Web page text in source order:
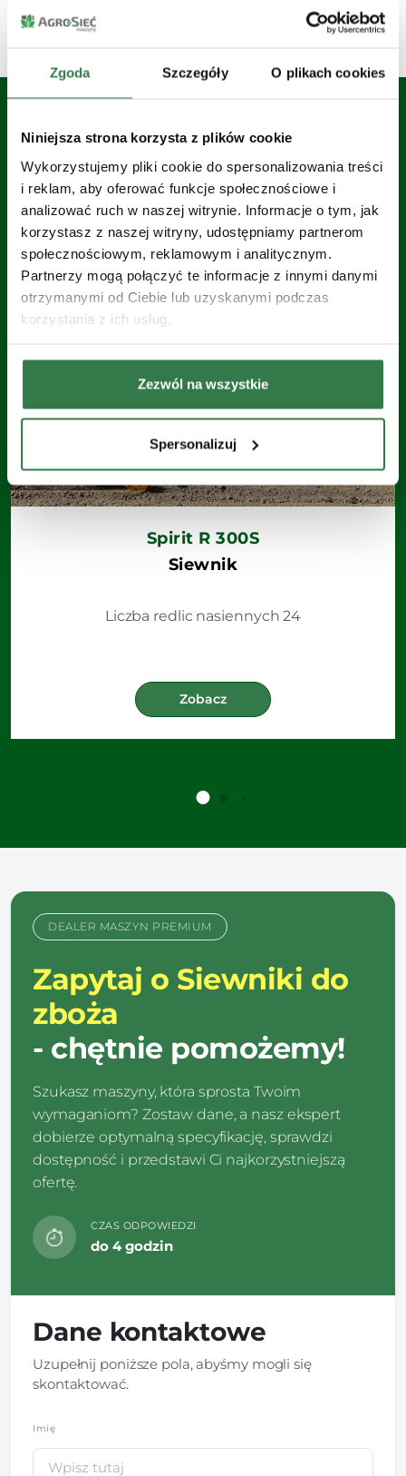
Zgoda Szczegóły O plikach cookies
Niniejsza strona korzysta z plików cookie
Wykorzystujemy pliki cookie do spersonalizowania treści
i reklam, aby oferować funkcje społecznościowe i
analizować ruch w naszej witrynie. Informacje o tym, jak
korzystasz z naszej witryny, udostępniamy partnerom
społecznościowym, reklamowym i analitycznym.
Partnerzy mogą połączyć te informacje z innymi danymi
otrzymanymi od Ciebie lub uzyskanymi podczas
korzystania z ich usług.
Zezwól na wszystkie
Spersonalizuj
Spirit R 300S
Siewnik
Liczba redlic nasiennych 24
Zobacz
DEALER MASZYN PREMIUM
Zapytaj o Siewniki do
zboża
- chętnie pomożemy!
Szukasz maszyny, która sprosta Twoim
wymaganiom? Zostaw dane, a nasz ekspert
dobierze optymalną specyfikację, sprawdzi
dostępność i przedstawi Ci najkorzystniejszą
ofertę.
CZAS ODPOWIEDZI
do 4 godzin
Dane kontaktowe
Uzupełnij poniższe pola, abyśmy mogli się
skontaktować.
Imię